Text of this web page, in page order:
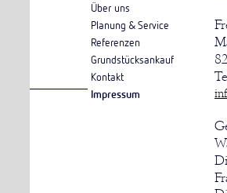
Über uns
Planung & Service
Referenzen
Grundstücksankauf
Kontakt
Impressum